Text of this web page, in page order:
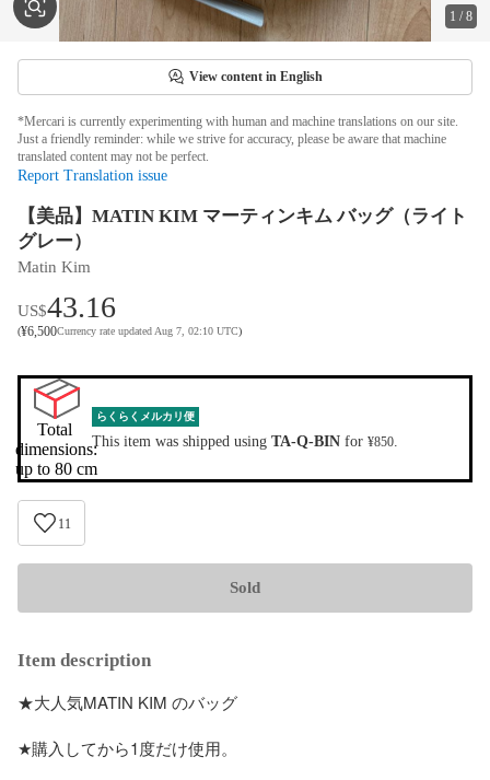
1 /8
View content in English
*Mercari is currently experimenting with human and machine translations on our site.
Just a friendly reminder: while we strive for accuracy, please be aware that machine
translated content may not be perfect.
Report Translation issue
【美品】MATIN KIM マーティンキム バッグ（ライト
グレー）
Matin Kim
US$43.16
(¥6,500Currency rate updated Aug 7, 02:10 UTC)
Total
dimensions:
up to 80 cm
らくらくメルカリ便
This item was shipped using TA-Q-BIN for ¥850.
11
Sold
Item description
★大人気MATIN KIM のバッグ
★購入してから1度だけ使用。